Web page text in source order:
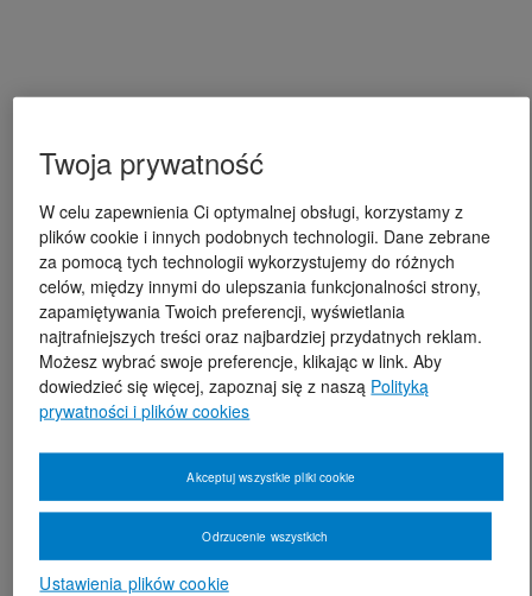
Twoja prywatność
W celu zapewnienia Ci optymalnej obsługi, korzystamy z
plików cookie i innych podobnych technologii. Dane zebrane
za pomocą tych technologii wykorzystujemy do różnych
celów, między innymi do ulepszania funkcjonalności strony,
zapamiętywania Twoich preferencji, wyświetlania
najtrafniejszych treści oraz najbardziej przydatnych reklam.
Możesz wybrać swoje preferencje, klikając w link. Aby
dowiedzieć się więcej, zapoznaj się z naszą Polityką
prywatności i plików cookies
Ustawienia plików cookie
Odrzucenie wszystkich
Akceptuj wszystkie pliki cookie